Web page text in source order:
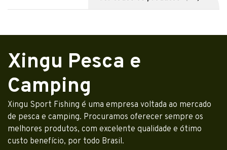
Xingu Pesca e
Camping
Xingu Sport Fishing é uma empresa voltada ao mercado
de pesca e camping. Procuramos oferecer sempre os
melhores produtos, com excelente qualidade e ótimo
custo benefício, por todo Brasil.